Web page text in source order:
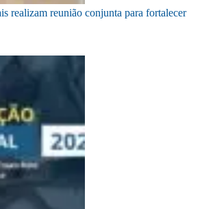
realizam reunião conjunta para fortalecer